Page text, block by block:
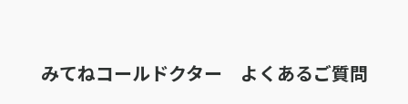
みてねコールドクター よくあるご質問